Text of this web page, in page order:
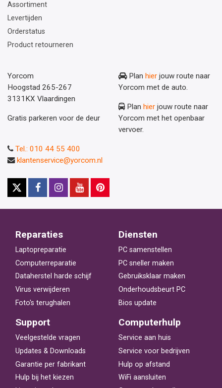
Assortiment
Levertijden
Orderstatus
Product retourneren
Yorcom
Hoogstad 265-267
3131KX Vlaardingen
Gratis parkeren voor de deur
Plan hier jouw route naar
Yorcom met de auto.
Plan hier jouw route naar
Yorcom met het openbaar
vervoer.
Tel.: 010 44 55 400
klantenservice@yorcom.nl
Reparaties
Laptopreparatie
Computerreparatie
Dataherstel harde schijf
Virus verwijderen
Foto's terughalen
Diensten
PC samenstellen
PC sneller maken
Gebruiksklaar maken
Onderhoudsbeurt PC
Bios update
Support
Veelgestelde vragen
Updates & Downloads
Garantie per fabrikant
Hulp bij het kiezen
Computerhulp
Service aan huis
Service voor bedrijven
Hulp op afstand
WiFi aansluiten